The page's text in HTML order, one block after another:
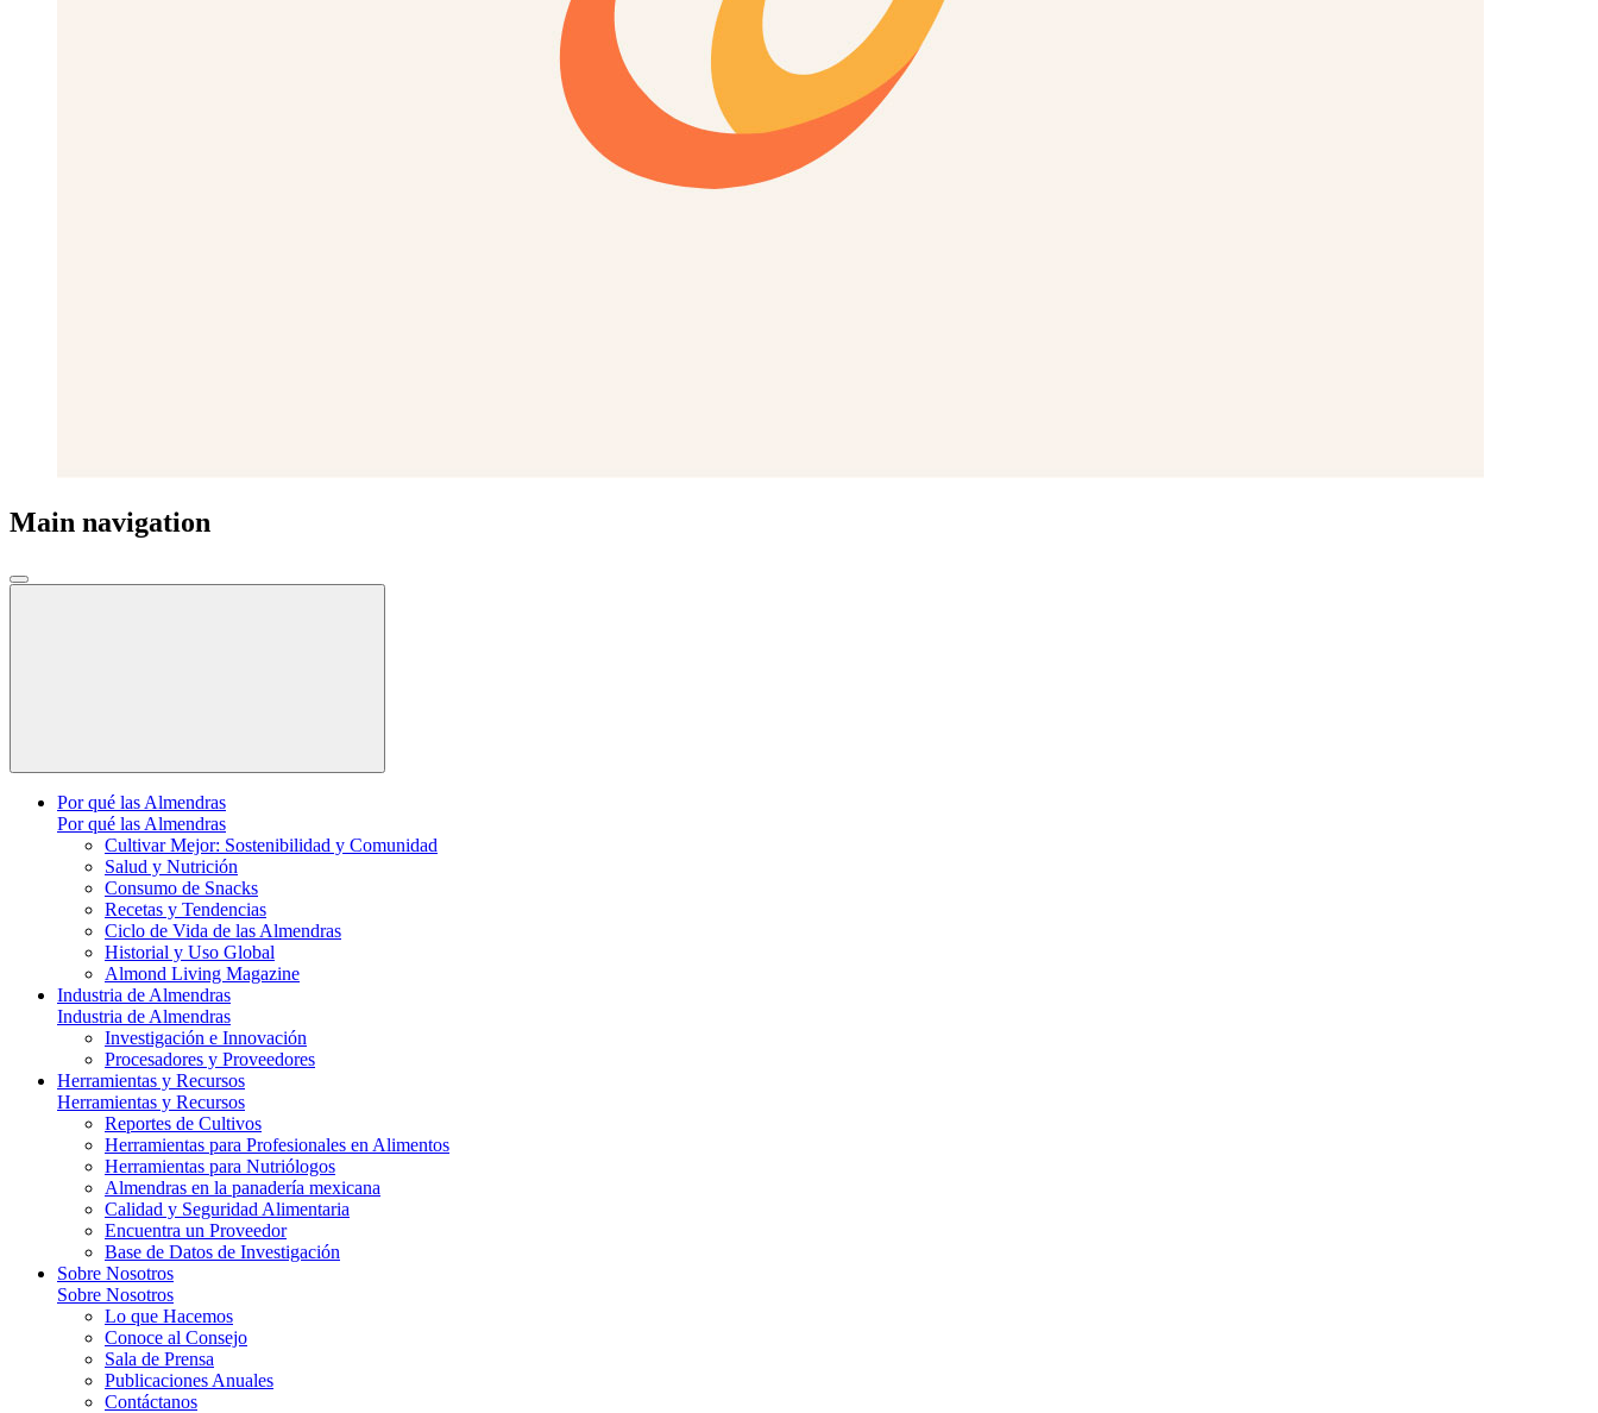
Main navigation
Por qué las Almendras
Por qué las Almendras
Cultivar Mejor: Sostenibilidad y Comunidad
Salud y Nutrición
Consumo de Snacks
Recetas y Tendencias
Ciclo de Vida de las Almendras
Historial y Uso Global
Almond Living Magazine
Industria de Almendras
Industria de Almendras
Investigación e Innovación
Procesadores y Proveedores
Herramientas y Recursos
Herramientas y Recursos
Reportes de Cultivos
Herramientas para Profesionales en Alimentos
Herramientas para Nutriólogos
Almendras en la panadería mexicana
Calidad y Seguridad Alimentaria
Encuentra un Proveedor
Base de Datos de Investigación
Sobre Nosotros
Sobre Nosotros
Lo que Hacemos
Conoce al Consejo
Sala de Prensa
Publicaciones Anuales
Contáctanos